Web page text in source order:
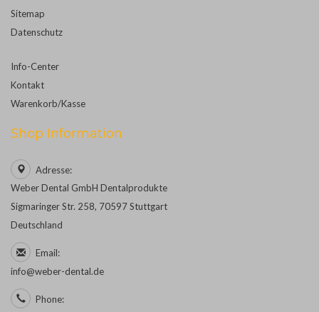
Sitemap
Datenschutz
Info-Center
Kontakt
Warenkorb/Kasse
Shop Information
Adresse:
Weber Dental GmbH Dentalprodukte
Sigmaringer Str. 258, 70597 Stuttgart
Deutschland
Email:
info@weber-dental.de
Phone: